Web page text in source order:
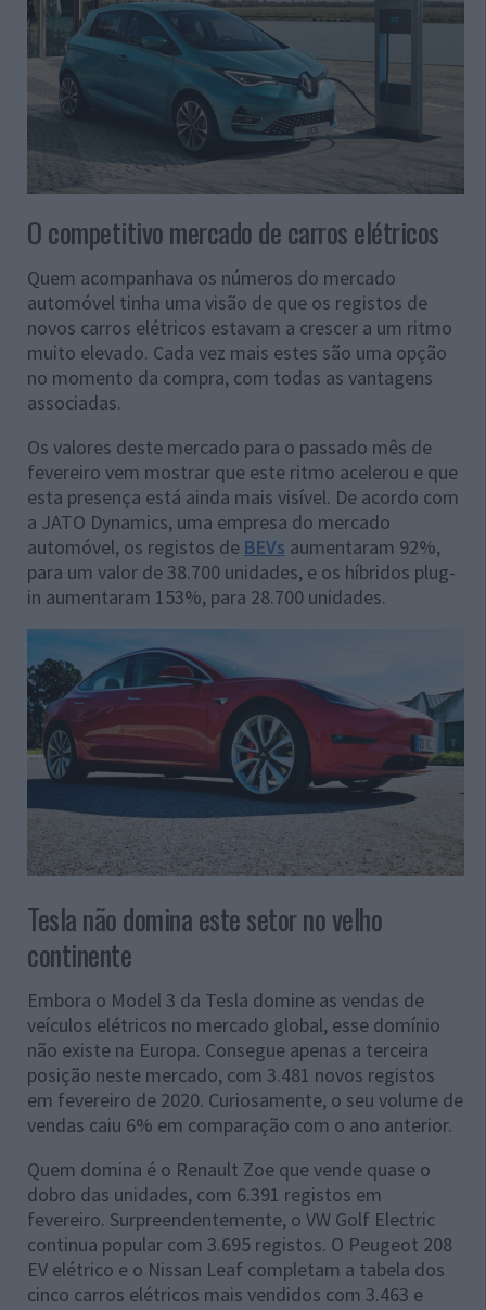
O competitivo mercado de carros elétricos
Quem acompanhava os números do mercado
automóvel tinha uma visão de que os registos de
novos carros elétricos estavam a crescer a um ritmo
muito elevado. Cada vez mais estes são uma opção
no momento da compra, com todas as vantagens
associadas.
Os valores deste mercado para o passado mês de
fevereiro vem mostrar que este ritmo acelerou e que
esta presença está ainda mais visível. De acordo com
a JATO Dynamics, uma empresa do mercado
automóvel, os registos de BEVs aumentaram 92%,
para um valor de 38.700 unidades, e os híbridos plug-
in aumentaram 153%, para 28.700 unidades.
Tesla não domina este setor no velho
continente
Embora o Model 3 da Tesla domine as vendas de
veículos elétricos no mercado global, esse domínio
não existe na Europa. Consegue apenas a terceira
posição neste mercado, com 3.481 novos registos
em fevereiro de 2020. Curiosamente, o seu volume de
vendas caiu 6% em comparação com o ano anterior.
Quem domina é o Renault Zoe que vende quase o
dobro das unidades, com 6.391 registos em
fevereiro. Surpreendentemente, o VW Golf Electric
continua popular com 3.695 registos. O Peugeot 208
EV elétrico e o Nissan Leaf completam a tabela dos
cinco carros elétricos mais vendidos com 3.463 e